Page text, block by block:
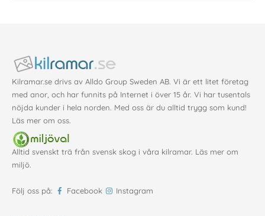
Kilramar.se drivs av Alldo Group Sweden AB. Vi är ett litet företag
med anor, och har funnits på Internet i över 15 år. Vi har tusentals
nöjda kunder i hela norden. Med oss är du alltid trygg som kund!
Läs mer om oss.
Alltid svenskt trä från svensk skog i våra kilramar. Läs mer om
miljö.
Följ oss på: Facebook Instagram